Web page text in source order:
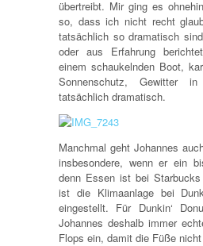
übertreibt. Mir ging es
so, dass ich nicht recht
tatsächlich so dramatisch
oder aus Erfahrung
einem schaukelnden Boot,
Sonnenschutz, Gewitter
tatsächlich dramatisch.
Manchmal geht Johannes
insbesondere, wenn er ein
denn Essen ist bei
ist die Klimaanlage bei
eingestellt. Für Dunkin‘
Johannes deshalb immer
Flops ein, damit die Füße